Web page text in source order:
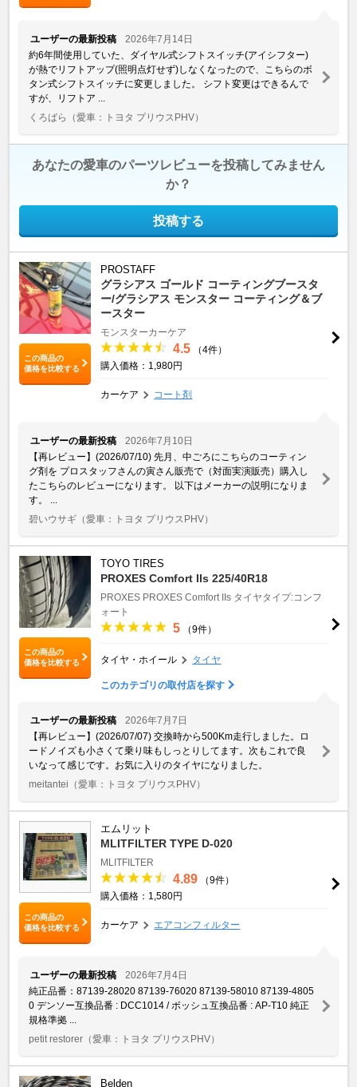
ユーザーの最新投稿
2026年7月14日
約6年間使用していた、ダイヤル式シフトスイッチ(アイシフター)
が熱でリフトアップ(照明点灯せず)しなくなったので、こちらのボ
タン式シフトスイッチに変更しました。 シフト変更はできるんで
すが、リフトア ...
くろばら
（愛車：トヨタ プリウスPHV）
あなたの愛車のパーツレビューを投稿してみません
か？
投稿する
この商品の
価格を比較する
PROSTAFF
グラシアス ゴールド コーティングブースタ
ー/グラシアス モンスター コーティング＆ブ
ースター
モンスターカーケア
4.5
（4件）
購入価格：1,980円
カーケア コート剤
ユーザーの最新投稿
2026年7月10日
【再レビュー】(2026/07/10) 先月、中ごろにこちらのコーティン
グ剤を プロスタッフさんの寅さん販売で（対面実演販売）購入し
たこちらのレビューになります。 以下はメーカーの説明になりま
す。 ...
碧いウサギ （愛車：トヨタ プリウスPHV）
この商品の
価格を比較する
TOYO TIRES
PROXES Comfort IIs 225/40R18
PROXES PROXES Comfort IIs タイヤタイプ:コンフ
ォート
5 （9件）
タイヤ・ホイール タイヤ
このカテゴリの取付店を探す
ユーザーの最新投稿
2026年7月7日
【再レビュー】(2026/07/07) 交換時から500Km走行しました。ロ
ードノイズも小さくて乗り味もしっとりしてます。次もこれで良
いなって感じです。お気に入りのタイヤになりました。
meitantei （愛車：トヨタ プリウスPHV）
この商品の
価格を比較する
エムリット
MLITFILTER TYPE D-020
MLITFILTER
4.89
（9件）
購入価格：1,580円
カーケア エアコンフィルター
ユーザーの最新投稿
2026年7月4日
純正品番：87139-28020 87139-76020 87139-58010 87139-4805
0 デンソー互換品番 : DCC1014 / ボッシュ互換品番 : AP-T10 純正
規格準拠 ...
petit restorer （愛車：トヨタ プリウスPHV）
Belden